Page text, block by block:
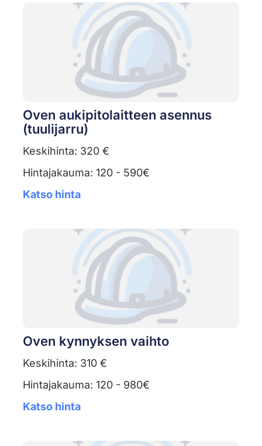
Oven aukipitolaitteen asennus
(tuulijarru)
Keskihinta: 320 €
Hintajakauma: 120 - 590€
Katso hinta
Oven kynnyksen vaihto
Keskihinta: 310 €
Hintajakauma: 120 - 980€
Katso hinta